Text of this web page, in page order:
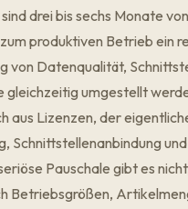
drei bis sechs Monate
produktiven Betrieb ein
von Datenqualität,
gleichzeitig umgestellt
aus Lizenzen, der
Schnittstellenanbindung und
Pauschale gibt es
Betriebsgrößen,